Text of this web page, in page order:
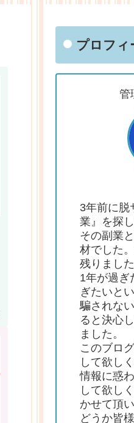
プロフィ
管
3年前に脱
業』を探
その副業
材でした
残りました
1年が過ぎ
ぎたいと
騙されな
ると決心
ました。
このブロ
して欲し
情報に惑
して欲し
かせて頂
どうか皆